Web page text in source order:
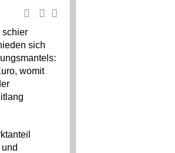
schier
sich
womit